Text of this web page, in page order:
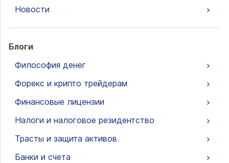
Новости
Блоги
Философия денег
Форекс и крипто трейдерам
Финансовые лицензии
Налоги и налоговое резидентство
Трасты и защита активов
Банки и счета